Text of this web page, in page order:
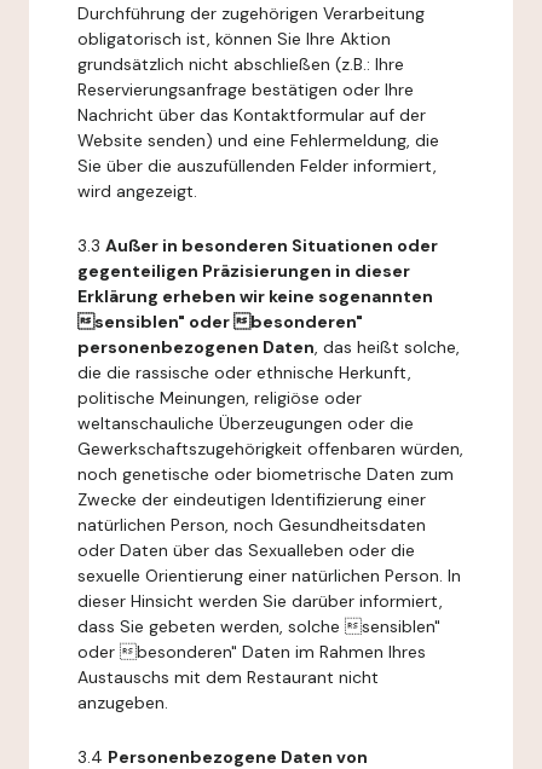
Durchführung der zugehörigen Verarbeitung
obligatorisch ist, können Sie Ihre Aktion
grundsätzlich nicht abschließen (z.B.: Ihre
Reservierungsanfrage bestätigen oder Ihre
Nachricht über das Kontaktformular auf der
Website senden) und eine Fehlermeldung, die
Sie über die auszufüllenden Felder informiert,
wird angezeigt.
3.3 Außer in besonderen Situationen oder
gegenteiligen Präzisierungen in dieser
Erklärung erheben wir keine sogenannten
sensiblen" oder besonderen"
personenbezogenen Daten, das heißt solche,
die die rassische oder ethnische Herkunft,
politische Meinungen, religiöse oder
weltanschauliche Überzeugungen oder die
Gewerkschaftszugehörigkeit offenbaren würden,
noch genetische oder biometrische Daten zum
Zwecke der eindeutigen Identifizierung einer
natürlichen Person, noch Gesundheitsdaten
oder Daten über das Sexualleben oder die
sexuelle Orientierung einer natürlichen Person. In
dieser Hinsicht werden Sie darüber informiert,
dass Sie gebeten werden, solche sensiblen"
oder besonderen" Daten im Rahmen Ihres
Austauschs mit dem Restaurant nicht
anzugeben.
3.4 Personenbezogene Daten von